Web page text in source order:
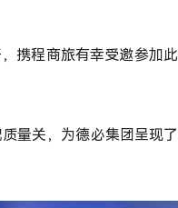
携程商旅有幸受邀参加此
量关，为德必集团呈现了